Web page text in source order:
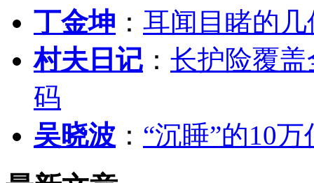
丁金坤 ： 耳闻目睹的
村夫日记 ： 长护险覆
码
吴晓波 ： “沉睡”的10